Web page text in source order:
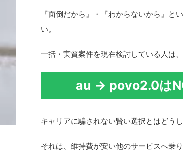
『面倒だから』・『わからないから』
い。
一括・実質案件を現在検討している人は
au → povo2.0は
キャリアに騙されない賢い選択とはどうし
それは、維持費が安い他のサービスへ乗